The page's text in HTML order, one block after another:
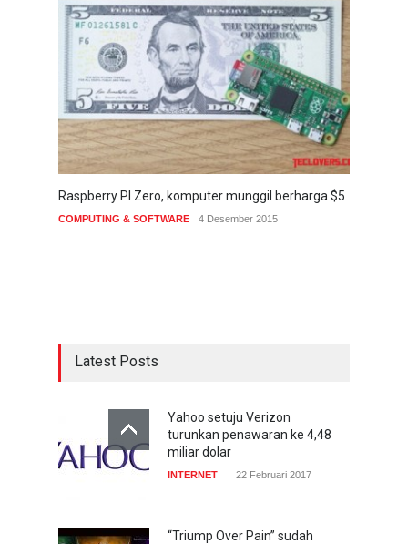
Raspberry PI Zero, komputer munggil berharga $5
COMPUTING & SOFTWARE 4 Desember 2015
Latest Posts
Yahoo setuju Verizon
turunkan penawaran ke 4,48
miliar dolar
INTERNET 22 Februari 2017
“Triump Over Pain” sudah